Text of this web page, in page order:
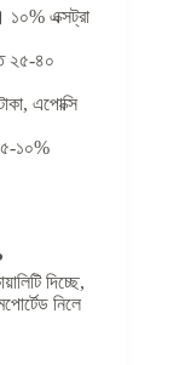
এক্সট্রা
২৫-৪০
এপোক্সি
৫-১০%
দিচ্ছে,
নিলে